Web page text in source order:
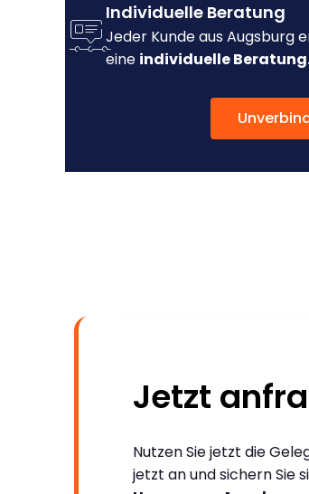
Individuelle Beratung
Jeder Kunde aus Augsburg
eine individuelle
Jetzt
Nutzen Sie jetzt die
jetzt an und sichern Sie